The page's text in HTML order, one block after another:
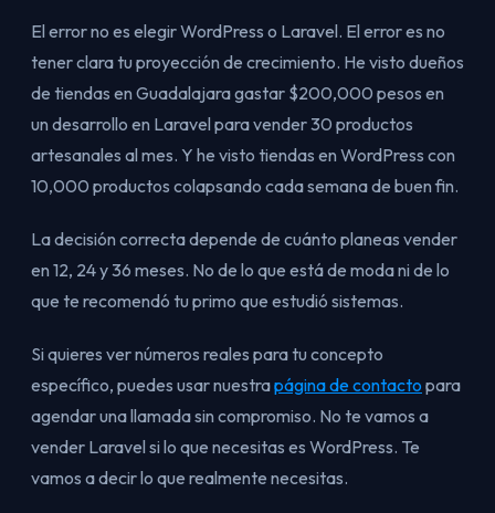
El error no es elegir WordPress o Laravel. El error es no
tener clara tu proyección de crecimiento. He visto dueños
de tiendas en Guadalajara gastar $200,000 pesos en
un desarrollo en Laravel para vender 30 productos
artesanales al mes. Y he visto tiendas en WordPress con
10,000 productos colapsando cada semana de buen fin.
La decisión correcta depende de cuánto planeas vender
en 12, 24 y 36 meses. No de lo que está de moda ni de lo
que te recomendó tu primo que estudió sistemas.
Si quieres ver números reales para tu concepto
específico, puedes usar nuestrapágina de contacto para
agendar una llamada sin compromiso. No te vamos a
vender Laravel si lo que necesitas es WordPress. Te
vamos a decir lo que realmente necesitas.